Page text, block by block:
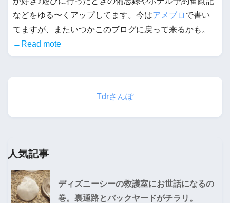
などをゆる〜くアップしてます。今はアメブロ で書い
てますが、またいつかこのブログに戻って来るかも。
→Read mote
Tdrさんぽ
人気記事
ディズニーシーの救護室にお世話になるの
巻。裏通路とバックヤードがチラリ。